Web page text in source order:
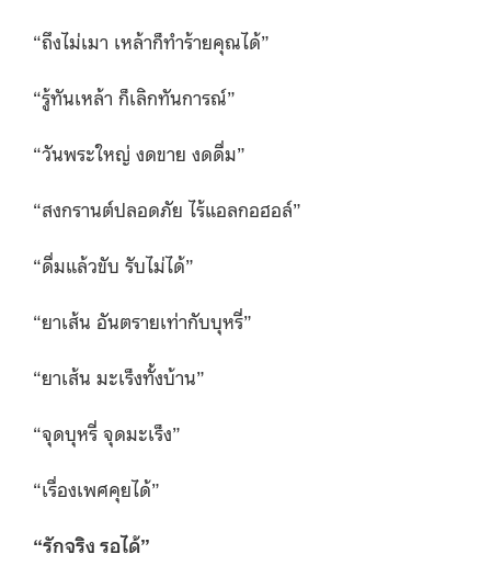
“ถึงไม่เมา เหล้าก็ทำร้ายคุณได้”
“รู้ทันเหล้า ก็เลิกทันการณ์”
“วันพระใหญ่ งดขาย งดดื่ม”
“สงกรานต์ปลอดภัย ไร้แอลกอฮอล์”
“ดื่มแล้วขับ รับไม่ได้”
“ยาเส้น อันตรายเท่ากับบุหรี่”
“ยาเส้น มะเร็งทั้งบ้าน”
“จุดบุหรี่ จุดมะเร็ง”
“เรื่องเพศคุยได้”
“รักจริง รอได้”